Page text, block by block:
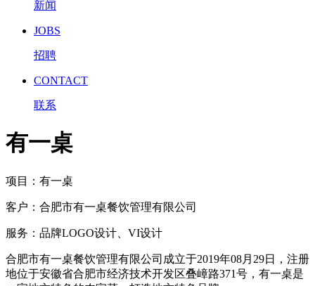
新闻
JOBS
招聘
CONTACT
联系
有一桌
项目： 有一桌
客户： 合肥市有一桌餐饮管理有限公司
服务： 品牌LOGO设计、VI设计
合肥市有一桌餐饮管理有限公司成立于2019年08月29日，注册
地位于安徽省合肥市经济技术开发区叠嶂路371号，有一桌是